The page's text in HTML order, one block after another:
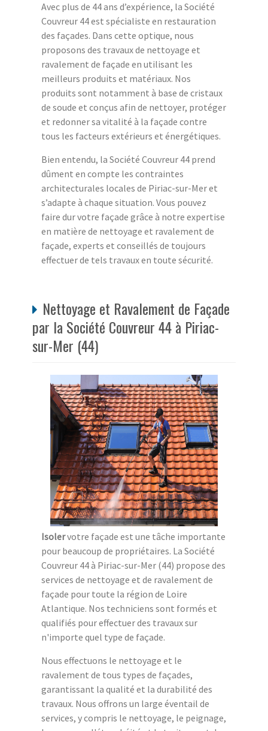
Avec plus de 44 ans d’expérience, la Société
Couvreur 44 est spécialiste en restauration
des façades. Dans cette optique, nous
proposons des travaux de nettoyage et
ravalement de façade en utilisant les
meilleurs produits et matériaux. Nos
produits sont notamment à base de cristaux
de soude et conçus afin de nettoyer, protéger
et redonner sa vitalité à la façade contre
tous les facteurs extérieurs et énergétiques.
Bien entendu, la Société Couvreur 44 prend
dûment en compte les contraintes
architecturales locales de Piriac-sur-Mer et
s’adapte à chaque situation. Vous pouvez
faire dur votre façade grâce à notre expertise
en matière de nettoyage et ravalement de
façade, experts et conseillés de toujours
effectuer de tels travaux en toute sécurité.
Nettoyage et Ravalement de Façade
par la Société Couvreur 44 à Piriac-
sur-Mer (44)
Isolervotre façade est une tâche importante
pour beaucoup de propriétaires. La Société
Couvreur 44 à Piriac-sur-Mer (44) propose des
services de nettoyage et de ravalement de
façade pour toute la région de Loire
Atlantique. Nos techniciens sont formés et
qualifiés pour effectuer des travaux sur
n'importe quel type de façade.
Nous effectuons le nettoyage et le
ravalement de tous types de façades,
garantissant la qualité et la durabilité des
travaux. Nous offrons un large éventail de
services, y compris le nettoyage, le peignage,